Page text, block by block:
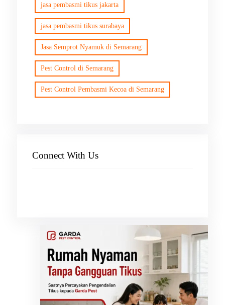
jasa pembasmi tikus jakarta
jasa pembasmi tikus surabaya
Jasa Semprot Nyamuk di Semarang
Pest Control di Semarang
Pest Control Pembasmi Kecoa di Semarang
Connect With Us